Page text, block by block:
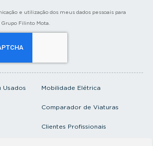
Usados Mobilidade Elétrica
Comparador de Viaturas
Clientes Profissionais
e utilização dos meus dados pessoais para
Filinto Mota.